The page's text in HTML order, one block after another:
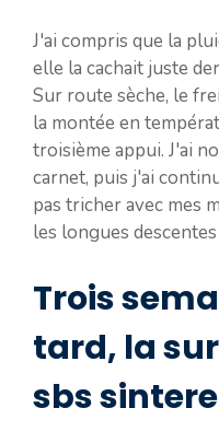
J'ai compris que la
elle la cachait juste
Sur route sèche, le
la montée en
troisième appui. J'ai
carnet, puis j'ai
pas tricher avec mes
les longues
Trois
tard, la
sbs